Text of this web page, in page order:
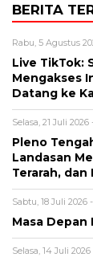
BERITA
Rabu, 5 Agustus
Live TikTok:
Mengakses
Datang ke
Selasa, 21 Juli 2026
Pleno
Landasan
Terarah,
Sabtu, 18 Juli 2026
Masa Depan
Selasa, 14 Juli